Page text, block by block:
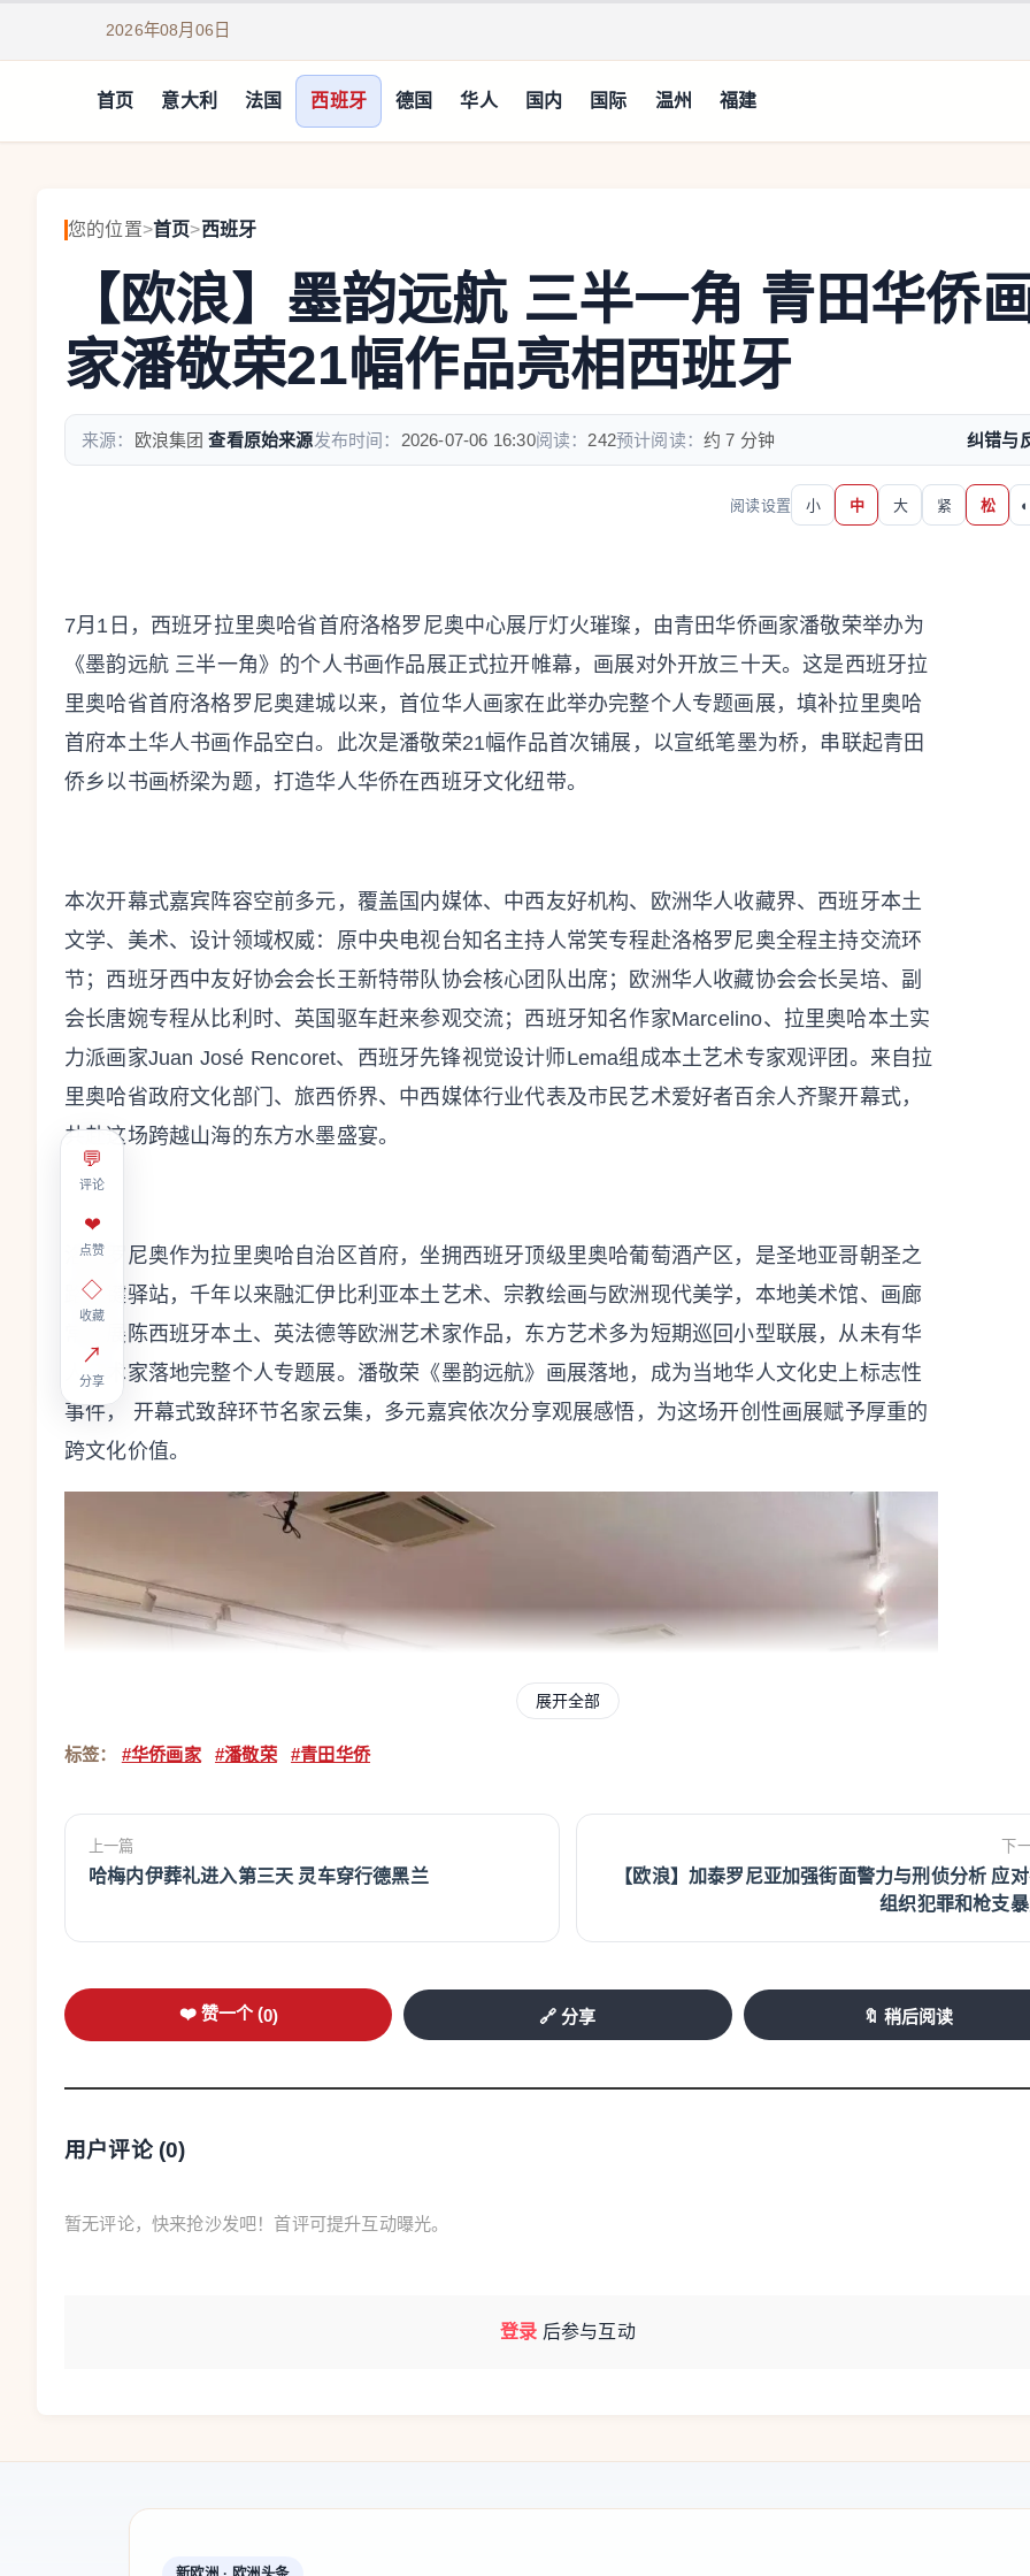
2026年08月06日
首页 意大利 法国 西班牙 德国 华人 国内 国际 温州 福建
您的位置>首页>西班牙
【欧浪】墨韵远航 三半一角 青田华侨
家潘敬荣21幅作品亮相西班牙
来源： 欧浪集团 查看原始来源发布时间： 2026-07-06 16:30阅读： 242预计阅读：约 7 分钟 纠错与
阅读设置 小 中 大 紧 松 ◐
💬
评论
❤
点赞
◇
收藏
↗
分享
7月1日，西班牙拉里奥哈省首府洛格罗尼奥中心展厅灯火璀璨，由青田华侨画家潘敬荣举办为
《墨韵远航 三半一角》的个人书画作品展正式拉开帷幕，画展对外开放三十天。这是西班牙拉
里奥哈省首府洛格罗尼奥建城以来，首位华人画家在此举办完整个人专题画展，填补拉里奥哈
首府本土华人书画作品空白。此次是潘敬荣21幅作品首次铺展，以宣纸笔墨为桥，串联起青田
侨乡以书画桥梁为题，打造华人华侨在西班牙文化纽带。
本次开幕式嘉宾阵容空前多元，覆盖国内媒体、中西友好机构、欧洲华人收藏界、西班牙本土
文学、美术、设计领域权威：原中央电视台知名主持人常笑专程赴洛格罗尼奥全程主持交流环
节；西班牙西中友好协会会长王新特带队协会核心团队出席；欧洲华人收藏协会会长吴培、副
会长唐婉专程从比利时、英国驱车赶来参观交流；西班牙知名作家Marcelino、拉里奥哈本土实
力派画家Juan José Rencoret、西班牙先锋视觉设计师Lema组成本土艺术专家观评团。来自拉
里奥哈省政府文化部门、旅西侨界、中西媒体行业代表及市民艺术爱好者百余人齐聚开幕式，
共赴这场跨越山海的东方水墨盛宴。
洛格罗尼奥作为拉里奥哈自治区首府，坐拥西班牙顶级里奥哈葡萄酒产区，是圣地亚哥朝圣之
路关键驿站，千年以来融汇伊比利亚本土艺术、宗教绘画与欧洲现代美学，本地美术馆、画廊
常年展陈西班牙本土、英法德等欧洲艺术家作品，东方艺术多为短期巡回小型联展，从未有华
人艺术家落地完整个人专题展。潘敬荣《墨韵远航》画展落地，成为当地华人文化史上标志性
事件， 开幕式致辞环节名家云集，多元嘉宾依次分享观展感悟，为这场开创性画展赋予厚重的
跨文化价值。
名飞雪酒楼经营了三十年，所提供的菜品样式高度同质化，多以春卷、杏仁鸡、什锦炒饭等经
耕本土、还原中华传统风味的转变，也收获了广大食客的认可与喜爱。“每年二月中国新年前
温暖的载体。”
展开全部
标签： #华侨画家 #潘敬荣 #青田华侨
上一篇
哈梅内伊葬礼进入第三天 灵车穿行德黑兰
下
【欧浪】加泰罗尼亚加强街面警力与刑侦分析 应
组织犯罪和枪支
❤️ 赞一个 (0) 🔗 分享 🔖 稍后阅读
用户评论 (0)
暂无评论，快来抢沙发吧！首评可提升互动曝光。
登录 后参与互动